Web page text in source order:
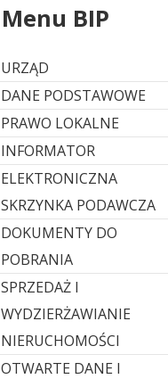
Menu BIP
URZĄD
DANE PODSTAWOWE
PRAWO LOKALNE
INFORMATOR
ELEKTRONICZNA
SKRZYNKA PODAWCZA
DOKUMENTY DO
POBRANIA
SPRZEDAŻ I
WYDZIERŻAWIANIE
NIERUCHOMOŚCI
OTWARTE DANE I